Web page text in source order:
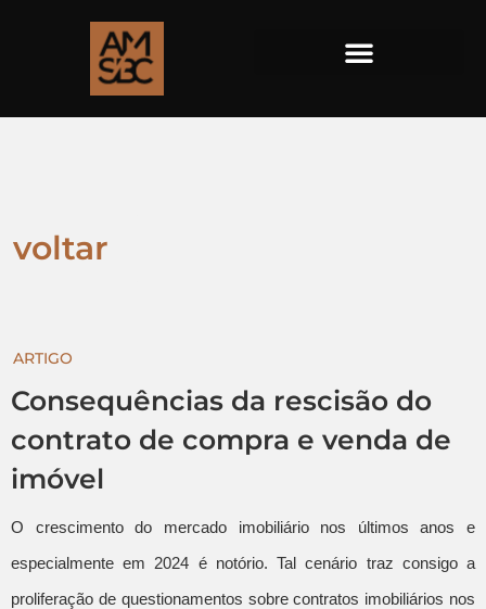
voltar
ARTIGO
Consequências da rescisão do
contrato de compra e venda de
imóvel
O crescimento do mercado imobiliário nos últimos anos e
especialmente em 2024 é notório. Tal cenário traz consigo a
proliferação de questionamentos sobre contratos imobiliários nos